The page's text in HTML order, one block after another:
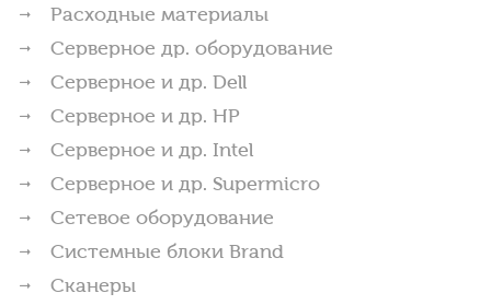
Расходные материалы
Серверное др. оборудование
Серверное и др. Dell
Серверное и др. HP
Серверное и др. Intel
Серверное и др. Supermicro
Сетевое оборудование
Системные блоки Brand
Сканеры